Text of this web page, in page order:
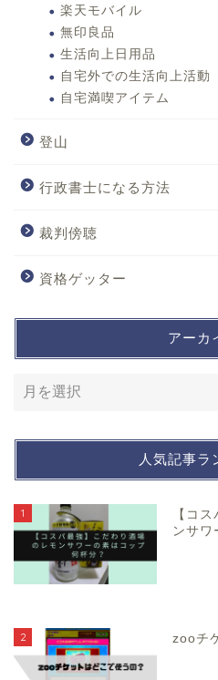
楽天モバイル
無印良品
生活向上日用品
自宅外での生活向上活動
自宅満喫アイテム
登山
行政書士になる方法
裁判傍聴
資格ゲッター
アーカ
人気記事ラ
1
【コ
ンサワ
2 zooチ